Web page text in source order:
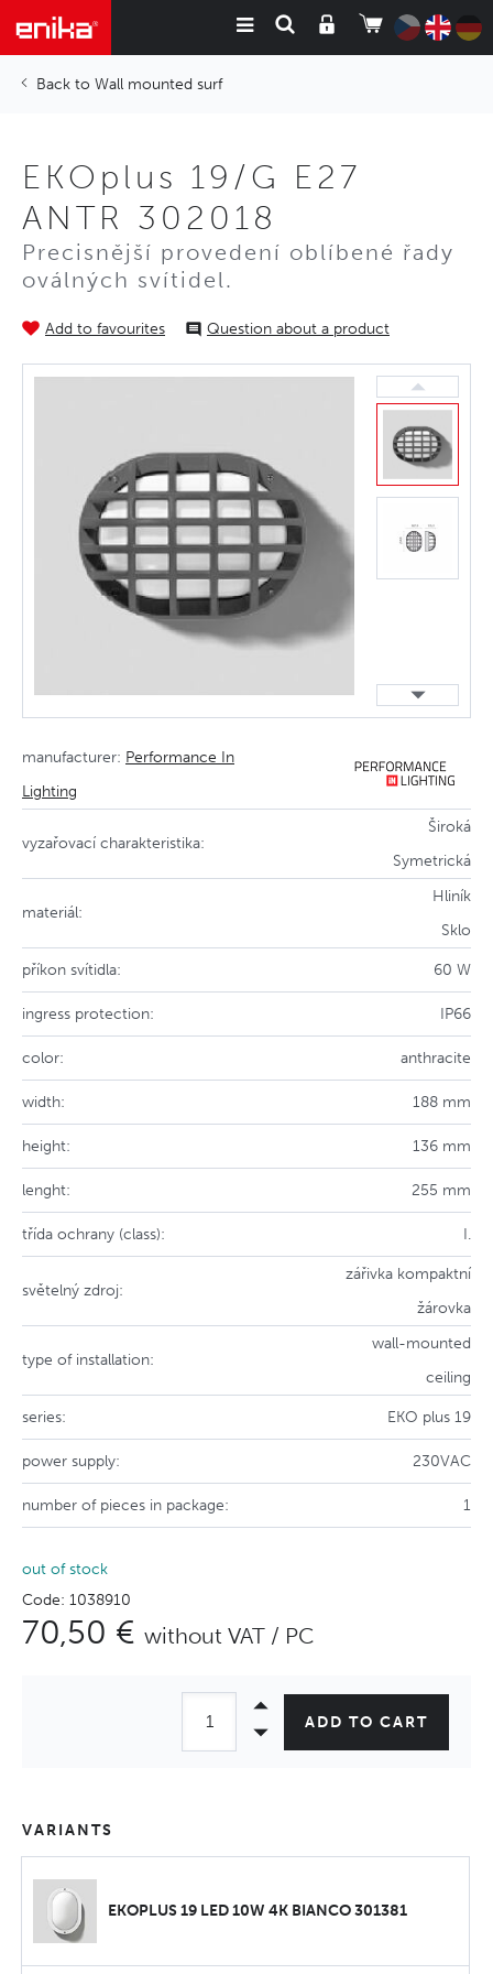
Wall mounted surf
EKOplus 19/G E27
ANTR 302018
Precisnější provedení oblíbené řady
oválných svítidel.
Add to favourites Question about a product
manufacturer: Performance In
Lighting
vyzařovací charakteristika:
Široká
Symetrická
materiál:
Hliník
Sklo
příkon svítidla: 60 W
ingress protection: IP66
color: anthracite
width: 188 mm
height: 136 mm
lenght: 255 mm
třída ochrany (class): I.
světelný zdroj:
zářivka kompaktní
žárovka
type of installation:
wall-mounted
ceiling
series: EKO plus 19
power supply: 230VAC
number of pieces in package: 1
out of stock
Code: 1038910
70,50 € without VAT / PC
ADD TO CART
VARIANTS
EKOPLUS 19 LED 10W 4K BIANCO 301381